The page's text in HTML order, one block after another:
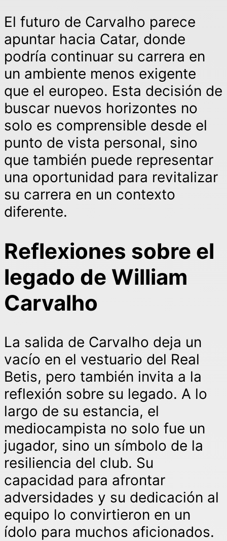
El futuro de Carvalho parece
apuntar hacia Catar, donde
podría continuar su carrera en
un ambiente menos exigente
que el europeo. Esta decisión de
buscar nuevos horizontes no
solo es comprensible desde el
punto de vista personal, sino
que también puede representar
una oportunidad para revitalizar
su carrera en un contexto
diferente.
Reflexiones sobre el
legado de William
Carvalho
La salida de Carvalho deja un
vacío en el vestuario del Real
Betis, pero también invita a la
reflexión sobre su legado. A lo
largo de su estancia, el
mediocampista no solo fue un
jugador, sino un símbolo de la
resiliencia del club. Su
capacidad para afrontar
adversidades y su dedicación al
equipo lo convirtieron en un
ídolo para muchos aficionados.